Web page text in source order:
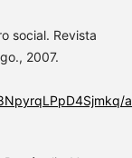
social. Revista
2007.